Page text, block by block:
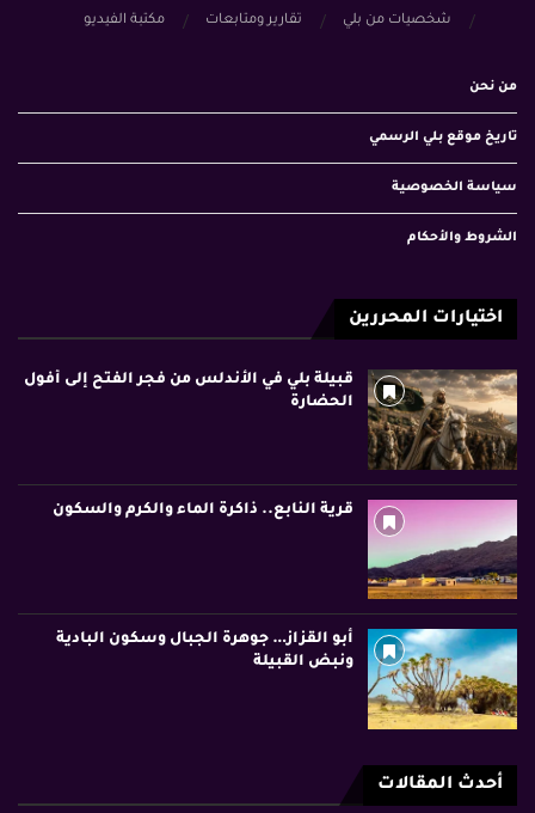
شخصيات من بلي
تقارير ومتابعات مكتبة الفيديو
من نحن
تاريخ موقع بلي الرسمي
سياسة الخصوصية
الشروط والأحكام
اختيارات المحررين
قبيلة بلي في الأندلس من فجر الفتح إلى أفول
الحضارة
قرية النابع.. ذاكرة الماء والكرم والسكون
أبو القزاز… جوهرة الجبال وسكون البادية
ونبض القبيلة
أحدث المقالات